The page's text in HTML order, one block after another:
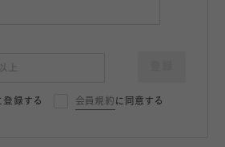
登録する 会員規約 に同意する